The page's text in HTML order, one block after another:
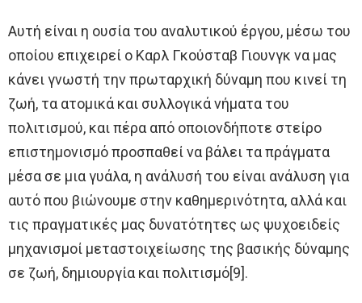
Αυτή είναι η ουσία του αναλυτικού έργου, μέσω του
οποίου επιχειρεί ο Καρλ Γκούσταβ Γιουνγκ να μας
κάνει γνωστή την πρωταρχική δύναμη που κινεί τη
ζωή, τα ατομικά και συλλογικά νήματα του
πολιτισμού, και πέρα από οποιονδήποτε στείρο
επιστημονισμό προσπαθεί να βάλει τα πράγματα
μέσα σε μια γυάλα, η ανάλυσή του είναι ανάλυση για
αυτό που βιώνουμε στην καθημερινότητα, αλλά και
τις πραγματικές μας δυνατότητες ως ψυχοειδείς
μηχανισμοί μεταστοιχείωσης της βασικής δύναμης
σε ζωή, δημιουργία και πολιτισμό[9].